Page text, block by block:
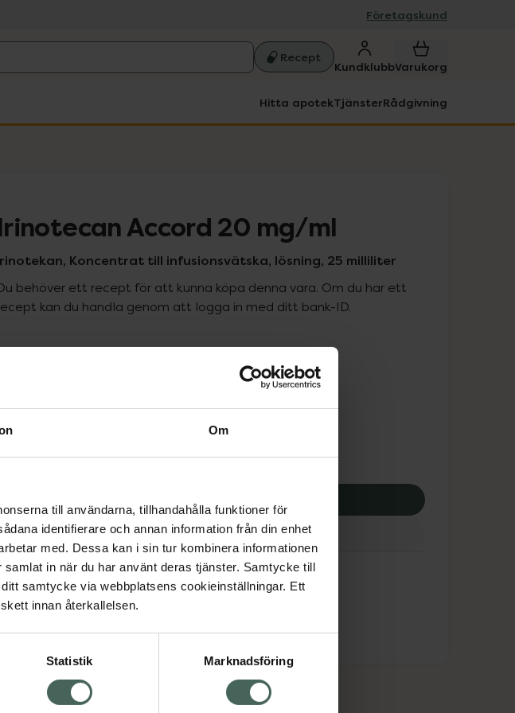
Om
till användarna, tillhandahålla funktioner för
identifierare och annan information från din enhet
med. Dessa kan i sin tur kombinera informationen
in när du har använt deras tjänster. Samtycke till
samtycke via webbplatsens cookieinställningar. Ett
innan återkallelsen.
Statistik Marknadsföring
Företagskund
Recept
KundklubbVarukorg
Hitta apotekTjänsterRådgivning
Accord 20 mg/ml
Koncentrat till infusionsvätska, lösning, 25 milliliter
behöver ett recept för att kunna köpa denna vara. Om du har ett
kan du handla genom att logga in med ditt bank-ID.
Pris med recept
Högkostnadsskyddet gäller inte
1508,88 kr
I apotek:1508,88 kr
Köp via ditt recept
erbjudanden
Om recept och läkemedel